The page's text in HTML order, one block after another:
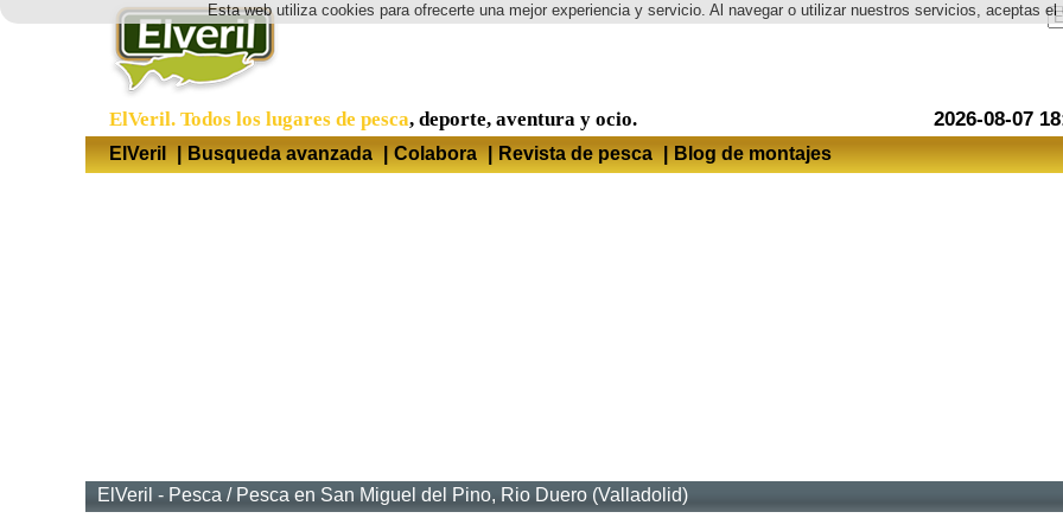
Esta web utiliza cookies para ofrecerte una mejor experiencia y servicio. Al navegar o utilizar nuestros servicios, aceptas
Idioma
2026-08-07
ElVeril. Todos los lugares de pesca, deporte, aventura y ocio.
ElVeril | Busqueda avanzada | Colabora | Revista de pesca | Blog de montajes
ElVeril - Pesca / Pesca en San Miguel del Pino, Rio Duero (Valladolid)